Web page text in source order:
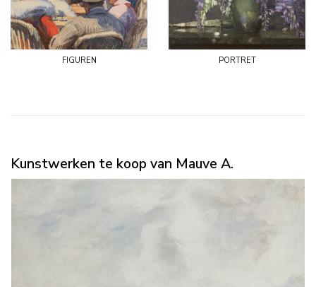
figuren portret
Kunstwerken te koop van Mauve A.